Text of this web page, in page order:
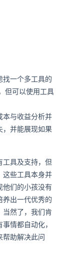
找一个多工具的
但可以使用工具
本与收益分析并
，并能展现如果
工具及支持，但
这些工具本身并
他们的小孩没有
养出一代优秀的
当然了，我们肯
情都自动化，
助解决此问